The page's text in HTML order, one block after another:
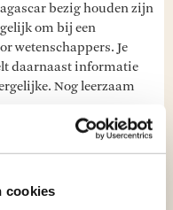
cookies
bezig houden zijn
om bij een
wetenschappers. Je
daarnaast informatie
Nog leerzaam
én bijdragen aan